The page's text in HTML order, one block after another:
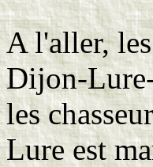
A l'aller,
Dijon-
les
Lure est